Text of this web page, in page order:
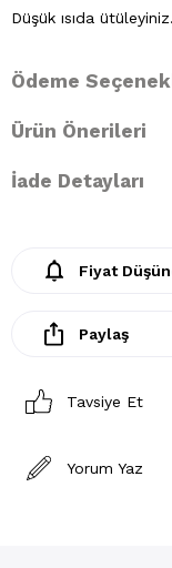
Düşük ısıda ütüleyiniz.
Ödeme
Ürün Önerileri
İade Detayları
Fiyat
Paylaş
Tavsiye Et
Yorum Yaz